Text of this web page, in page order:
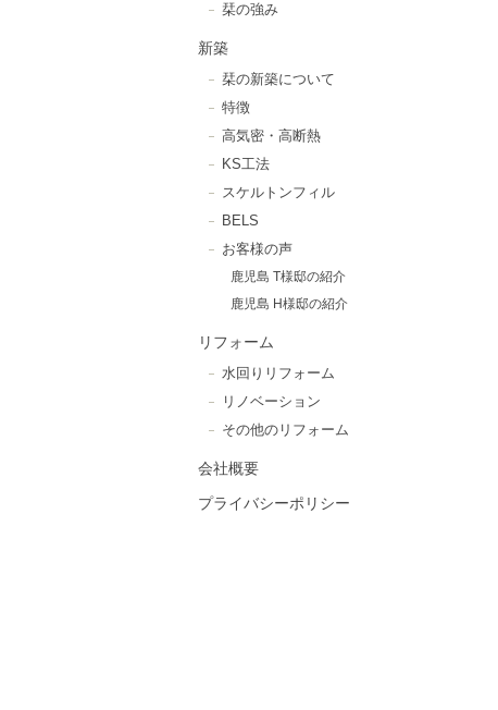
栞の強み
新築
栞の新築について
特徴
高気密・高断熱
KS工法
スケルトンフィル
BELS
お客様の声
鹿児島 T様邸の紹介
鹿児島 H様邸の紹介
リフォーム
水回りリフォーム
リノベーション
その他のリフォーム
会社概要
プライバシーポリシー